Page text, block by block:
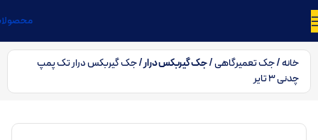
خانه جک تعمیرگاهی جک گیربکس درار جک گیربکس درار تک پمپ
چدنی 3 تایر